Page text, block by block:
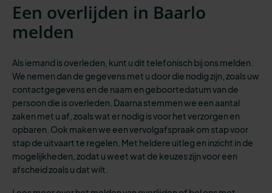
Een overlijden in Baarlo
melden
Als iemand is overleden, kunt u dit telefonisch bij ons melden.
We nemen dan de gegevens met u door die nodig zijn, zoals uw
contactgegevens en de naam en geboortedatum van de
persoon die is overleden. Daarna stemmen we een aantal
zaken met u af, zoals wat er nodig is voor het verzorgen en
opbaren. Ook maken we een vervolgafspraak om stap voor
stap de uitvaart te regelen. Met heldere uitleg en inzicht in de
mogelijkheden, zodat u weet wat de keuzes zijn voor een
afscheid zoals u dat wilt.